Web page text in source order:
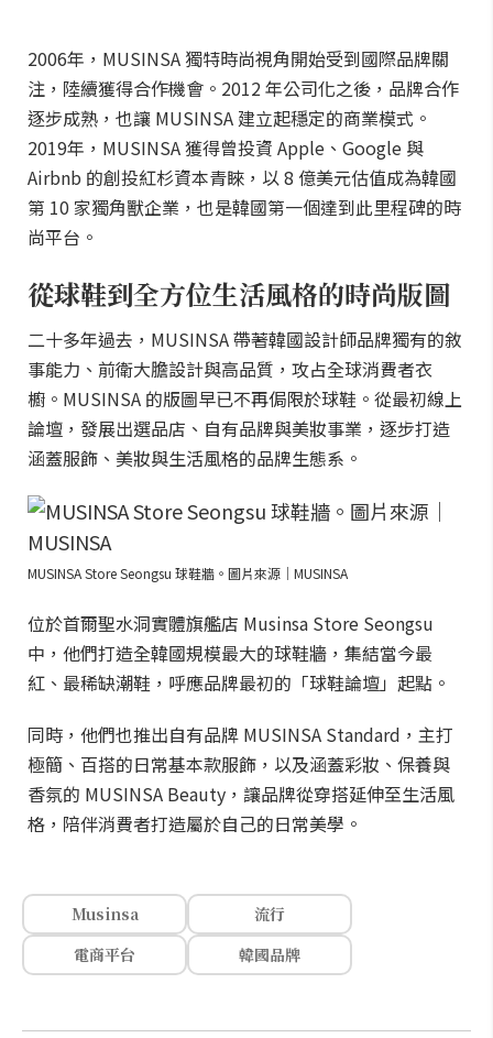
2006年，MUSINSA 獨特時尚視角開始受到國際品牌關
注，陸續獲得合作機會。2012 年公司化之後，品牌合作
逐步成熟，也讓 MUSINSA 建立起穩定的商業模式。
2019年，MUSINSA 獲得曾投資 Apple、Google 與
Airbnb 的創投紅杉資本青睞，以 8 億美元估值成為韓國
第 10 家獨角獸企業，也是韓國第一個達到此里程碑的時
尚平台。
從球鞋到全方位生活風格的時尚版圖
二十多年過去，MUSINSA 帶著韓國設計師品牌獨有的敘
事能力、前衛大膽設計與高品質，攻占全球消費者衣
櫥。MUSINSA 的版圖早已不再侷限於球鞋。從最初線上
論壇，發展出選品店、自有品牌與美妝事業，逐步打造
涵蓋服飾、美妝與生活風格的品牌生態系。
MUSINSA Store Seongsu 球鞋牆。圖片來源｜MUSINSA
位於首爾聖水洞實體旗艦店 Musinsa Store Seongsu
中，他們打造全韓國規模最大的球鞋牆，集結當今最
紅、最稀缺潮鞋，呼應品牌最初的「球鞋論壇」起點。
同時，他們也推出自有品牌 MUSINSA Standard，主打
極簡、百搭的日常基本款服飾，以及涵蓋彩妝、保養與
香氛的 MUSINSA Beauty，讓品牌從穿搭延伸至生活風
格，陪伴消費者打造屬於自己的日常美學。
Musinsa
流行
電商平台
韓國品牌